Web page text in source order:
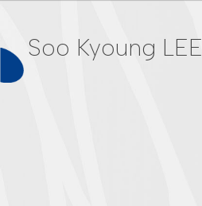
Soo Kyoung LEE